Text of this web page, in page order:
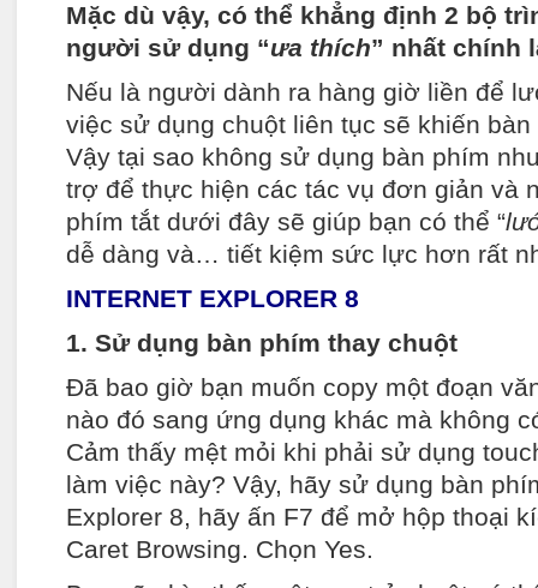
Mặc dù vậy, có thể khẳng định 2 bộ
người sử dụng “ưa thích” nhất chính
Nếu là người dành ra hàng giờ liền để
việc sử dụng chuột liên tục sẽ khiến
Vậy tại sao không sử dụng bàn phím
trợ để thực hiện các tác vụ đơn giản và
phím tắt dưới đây sẽ giúp bạn có thể “
dễ dàng và… tiết kiệm sức lực hơn rất
INTERNET EXPLORER 8
1. Sử dụng bàn phím thay chuột
Đã bao giờ bạn muốn copy một đoạn
nào đó sang ứng dụng khác mà không
Cảm thấy mệt mỏi khi phải sử dụng
làm việc này? Vậy, hãy sử dụng bàn
Explorer 8, hãy ấn F7 để mở hộp thoại
Caret Browsing. Chọn Yes.